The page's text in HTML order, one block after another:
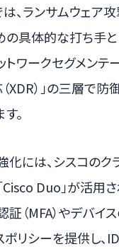
、ランサムウェア
具体的な打ち手と
トワークセグメンテ
XDR）」の三層で
。
には、シスコのク
Cisco Duo」が活用
（MFA）やデバイ
リシーを提供し、